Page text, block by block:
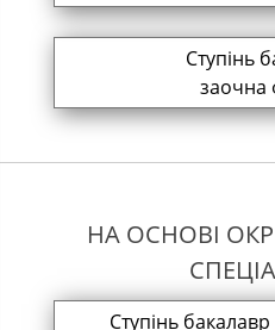
Ступінь
заочна
НА ОСНОВІ
Ступінь